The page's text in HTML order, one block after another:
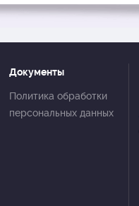
Документы
Политика обработки
персональных данных